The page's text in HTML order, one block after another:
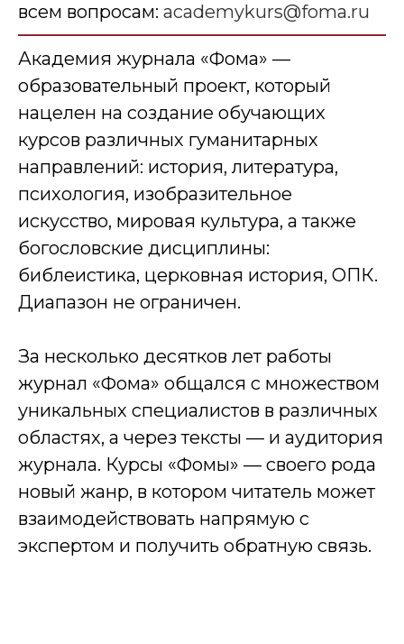
всем вопросам: academykurs@foma.ru
Академия журнала «Фома» —
образовательный проект, который
нацелен на создание обучающих
курсов различных гуманитарных
направлений: история, литература,
психология, изобразительное
искусство, мировая культура, а также
богословские дисциплины:
библеистика, церковная история, ОПК.
Диапазон не ограничен.
За несколько десятков лет работы
журнал «Фома» общался с множеством
уникальных специалистов в различных
областях, а через тексты — и аудитория
журнала. Курсы «Фомы» — своего рода
новый жанр, в котором читатель может
взаимодействовать напрямую с
экспертом и получить обратную связь.